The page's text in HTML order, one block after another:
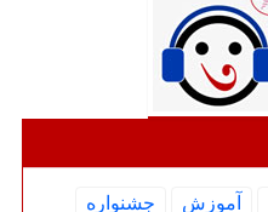
آموزش
جشنواره